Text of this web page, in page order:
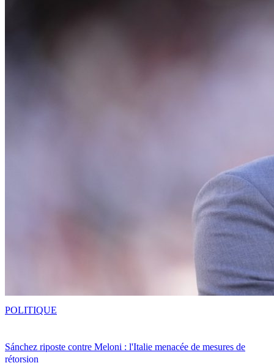
Sánchez riposte contre Meloni : l'Italie menacée de mesures de
rétorsion
POLITIQUE